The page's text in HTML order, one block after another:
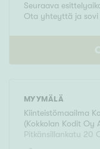
Seuraava
Ota yhteyttä ja sovi
MYYMÄLÄ
Kiinteistömaailma
(Kokkolan Kodit Oy
Pitkänsillankatu 20